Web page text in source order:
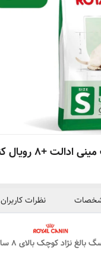
+8 رویال کنین
نظرات کاربران
کوچک بالای 8 سال رویال کنین: